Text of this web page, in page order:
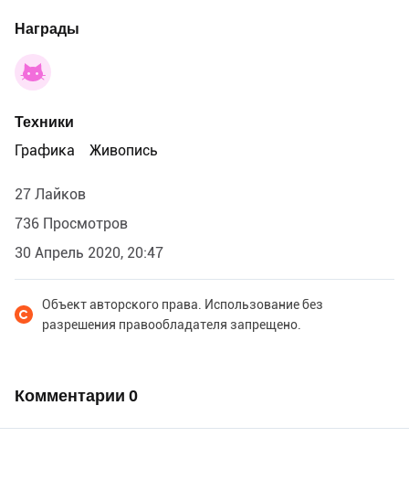
Награды
Техники
Графика
Живопись
27 Лайков
736 Просмотров
30 Апрель 2020, 20:47
Объект авторского права. Использование без
разрешения правообладателя запрещено.
Комментарии 0